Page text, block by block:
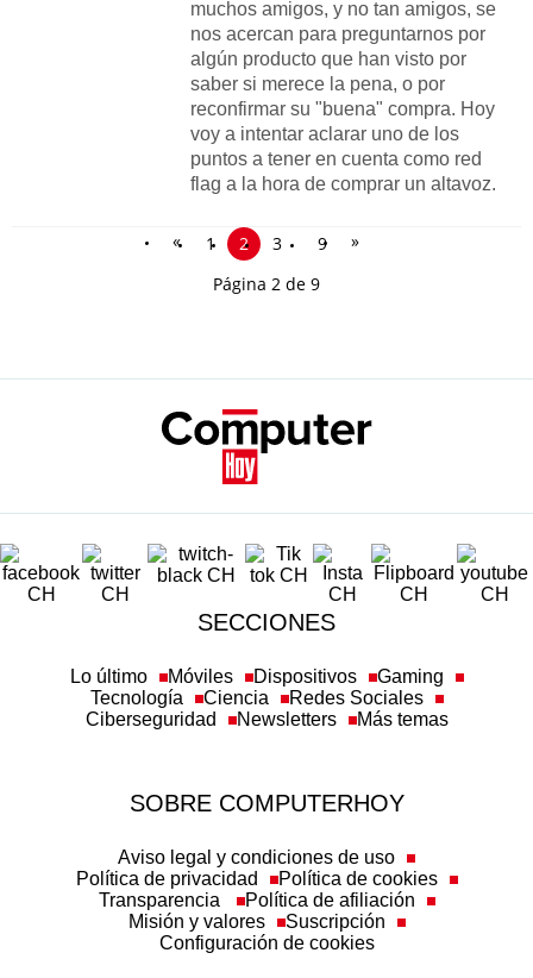
muchos amigos, y no tan amigos, se
nos acercan para preguntarnos por
algún producto que han visto por
saber si merece la pena, o por
reconfirmar su "buena" compra. Hoy
voy a intentar aclarar uno de los
puntos a tener en cuenta como red
flag a la hora de comprar un altavoz.
« 1 2 3 9
»
Página 2 de 9
SECCIONES
Lo último Móviles Dispositivos
Gaming
Tecnología
Ciencia
Redes Sociales
Ciberseguridad
Newsletters Más temas
SOBRE COMPUTERHOY
Aviso legal y condiciones de uso
Política de privacidad
Política de cookies
Transparencia
Política de afiliación
Misión y valores
Suscripción
Configuración de cookies